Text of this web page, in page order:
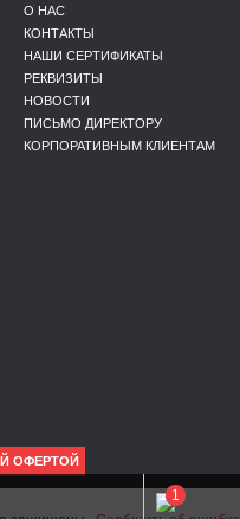
О НАС
КОНТАКТЫ
НАШИ СЕРТИФИКАТЫ
РЕКВИЗИТЫ
НОВОСТИ
ПИСЬМО ДИРЕКТОРУ
КОРПОРАТИВНЫМ КЛИЕНТАМ
ОФЕРТОЙ
1